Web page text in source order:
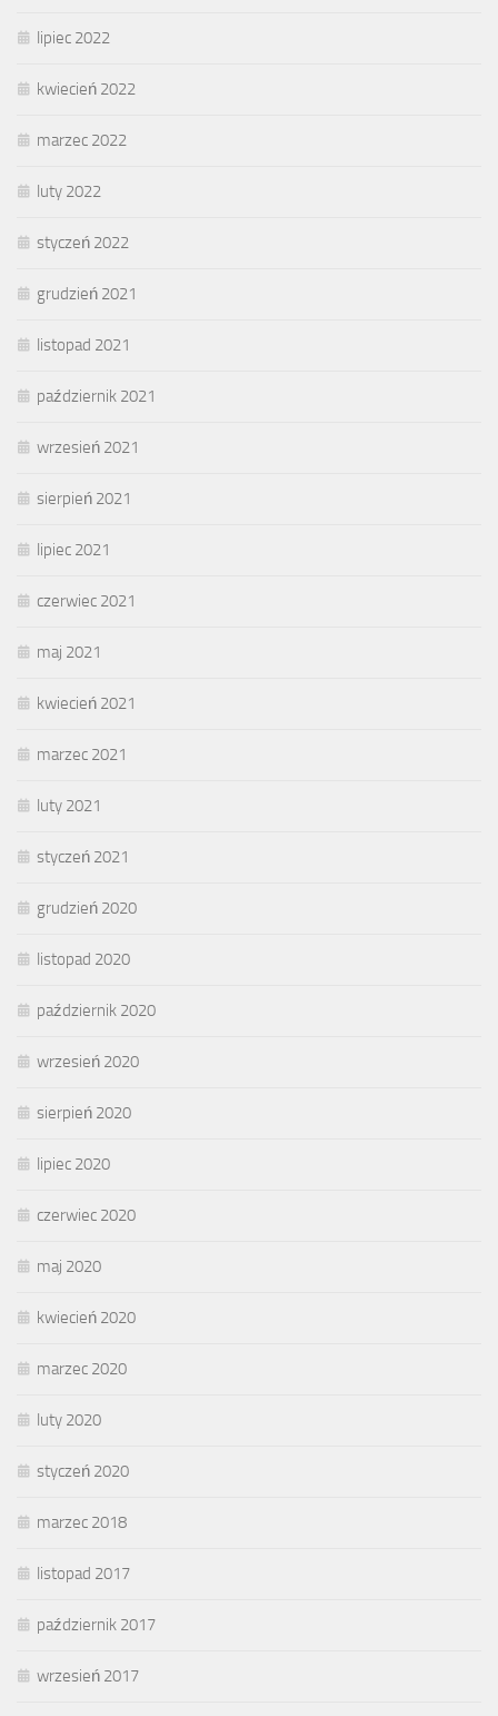
lipiec 2022
kwiecień 2022
marzec 2022
luty 2022
styczeń 2022
grudzień 2021
listopad 2021
październik 2021
wrzesień 2021
sierpień 2021
lipiec 2021
czerwiec 2021
maj 2021
kwiecień 2021
marzec 2021
luty 2021
styczeń 2021
grudzień 2020
listopad 2020
październik 2020
wrzesień 2020
sierpień 2020
lipiec 2020
czerwiec 2020
maj 2020
kwiecień 2020
marzec 2020
luty 2020
styczeń 2020
marzec 2018
listopad 2017
październik 2017
wrzesień 2017